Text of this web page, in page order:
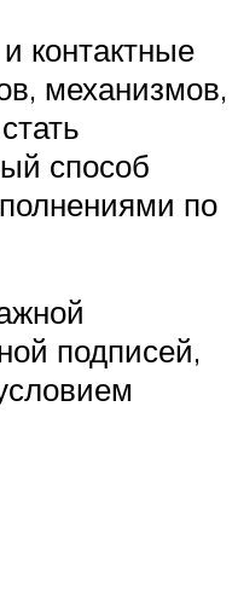
контактные
механизмов,
способ
по
подписей,